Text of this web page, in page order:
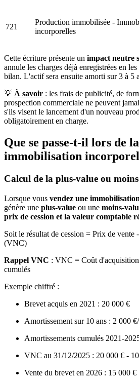
721
Production immobilisée -
incorporelles
Cette écriture présente un impact neutre
annule les charges déjà enregistrées en
bilan. L'actif sera ensuite amorti sur 3 à 5
💡 À savoir : les frais de publicité, de
prospection commerciale ne peuvent
s'ils visent le lancement d'un nouveau
obligatoirement en charge.
Que se passe-t-il lors de
immobilisation
Calcul de la plus-value ou
Lorsque vous vendez une
génère une plus-value ou une moins-
prix de cession et la valeur comptable
Soit le résultat de cession = Prix de vente
(VNC)
Rappel VNC : VNC = Coût
cumulés
Exemple chiffré :
Brevet acquis en 2021 : 20 000 €
Amortissement sur 10 ans : 2 000
Amortissements cumulés 2021-
VNC au 31/12/2025 : 20 000 € -
Vente du brevet en 2026 : 15 000 €